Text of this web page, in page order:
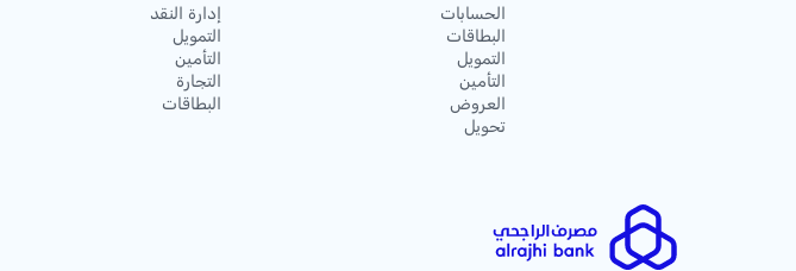
الحسابات
البطاقات
التمويل
التأمين
العروض
تحويل
إدارة النقد
التمويل
التأمين
التجارة
البطاقات